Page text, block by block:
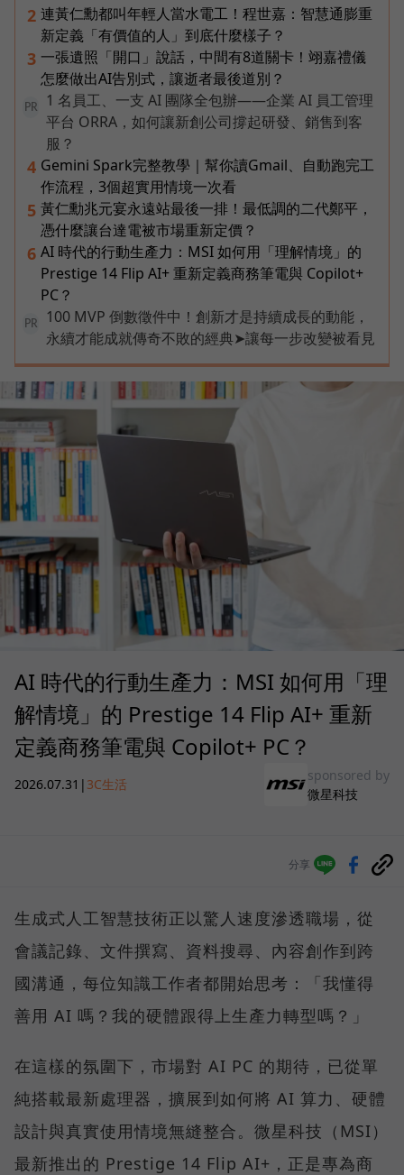
2 連黃仁勳都叫年輕人當水電工！程世嘉：智慧通膨重
新定義「有價值的人」到底什麼樣子？
3 一張遺照「開口」說話，中間有8道關卡！翊嘉禮儀
怎麼做出AI告別式，讓逝者最後道別？
PR
1 名員工、一支 AI 團隊全包辦——企業 AI 員工管理
平台 ORRA，如何讓新創公司撐起研發、銷售到客
服？
4 Gemini Spark完整教學｜幫你讀Gmail、自動跑完工
作流程，3個超實用情境一次看
5 黃仁勳兆元宴永遠站最後一排！最低調的二代鄭平，
憑什麼讓台達電被市場重新定價？
6 AI 時代的行動生產力：MSI 如何用「理解情境」的
Prestige 14 Flip AI+ 重新定義商務筆電與 Copilot+
PC？
PR
100 MVP 倒數徵件中！創新才是持續成長的動能，
永續才能成就傳奇不敗的經典➤讓每一步改變被看見
AI 時代的行動生產力：MSI 如何用「理
解情境」的 Prestige 14 Flip AI+ 重新
定義商務筆電與 Copilot+ PC？
2026.07.31 | 3C生活
sponsored by
微星科技
分享
生成式人工智慧技術正以驚人速度滲透職場，從
會議記錄、文件撰寫、資料搜尋、內容創作到跨
國溝通，每位知識工作者都開始思考：「我懂得
善用 AI 嗎？我的硬體跟得上生產力轉型嗎？」
在這樣的氛圍下，市場對 AI PC 的期待，已從單
純搭載最新處理器，擴展到如何將 AI 算力、硬體
設計與真實使用情境無縫整合。微星科技（MSI）
最新推出的 Prestige 14 Flip AI+，正是專為商